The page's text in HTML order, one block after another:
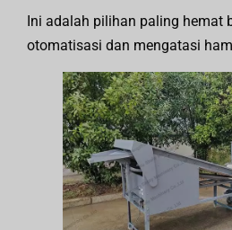
Ini adalah pilihan paling hemat
otomatisasi dan mengatasi